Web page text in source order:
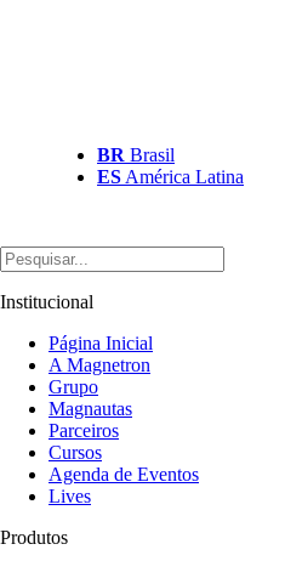
BR Brasil
ES América Latina
Institucional
Página Inicial
A Magnetron
Grupo
Magnautas
Parceiros
Cursos
Agenda de Eventos
Lives
Produtos